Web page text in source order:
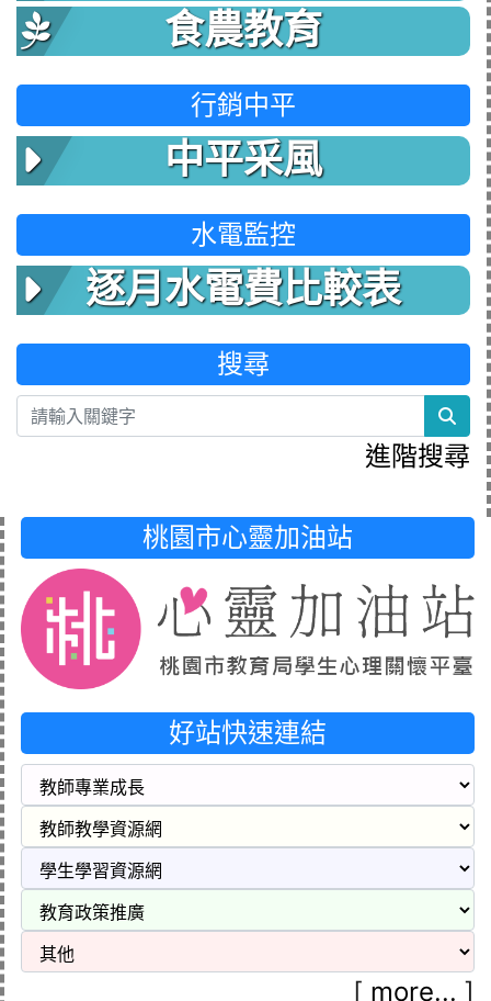
食農教育
行銷中平
中平采風
水電監控
逐月水電費比較表
搜尋
進階搜尋
桃園市心靈加油站
好站快速連結
[ more... ]